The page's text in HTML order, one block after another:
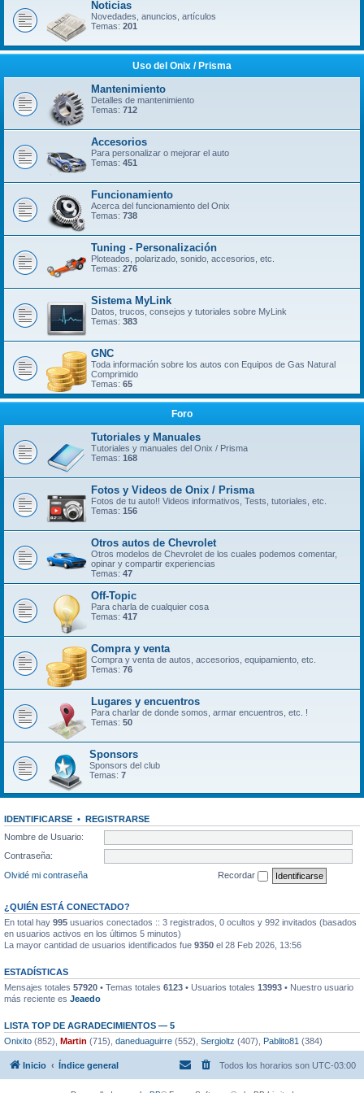
Noticias
Novedades, anuncios, artículos
Temas: 201
Uso del Onix / Prisma
Mantenimiento
Detalles de mantenimiento
Temas: 712
Accesorios
Para personalizar o mejorar el auto
Temas: 451
Funcionamiento
Acerca del funcionamiento del Onix
Temas: 738
Tuning - Personalización
Ploteados, polarizado, sonido, accesorios, etc.
Temas: 276
Sistema MyLink
Datos, trucos, consejos y tutoriales sobre MyLink
Temas: 383
GNC
Toda información sobre los autos con Equipos de Gas Natural
Comprimido
Temas: 65
Foro
Tutoriales y Manuales
Tutoriales y manuales del Onix / Prisma
Temas: 168
Fotos y Videos de Onix / Prisma
Fotos de tu auto!! Videos informativos, Tests, tutoriales, etc.
Temas: 156
Otros autos de Chevrolet
Otros modelos de Chevrolet de los cuales podemos comentar,
opinar y compartir experiencias
Temas: 47
Off-Topic
Para charla de cualquier cosa
Temas: 417
Compra y venta
Compra y venta de autos, accesorios, equipamiento, etc.
Temas: 76
Lugares y encuentros
Para charlar de donde somos, armar encuentros, etc. !
Temas: 50
Sponsors
Sponsors del club
Temas: 7
IDENTIFICARSE • REGISTRARSE
Nombre de Usuario:
Contraseña:
Olvidé mi contraseña
Recordar
¿QUIÉN ESTÁ CONECTADO?
En total hay 995 usuarios conectados :: 3 registrados, 0 ocultos y 992 invitados (basados
en usuarios activos en los últimos 5 minutos)
La mayor cantidad de usuarios identificados fue 9350 el 28 Feb 2026, 13:56
ESTADÍSTICAS
Mensajes totales 57920 • Temas totales 6123 • Usuarios totales 13993 • Nuestro usuario
más reciente es Jeaedo
LISTA TOP DE AGRADECIMIENTOS — 5
Onixito (852), Martin (715), daneduaguirre (552), Sergioltz (407), Pablito81 (384)
Inicio Índice general Todos los horarios son UTC-03:00